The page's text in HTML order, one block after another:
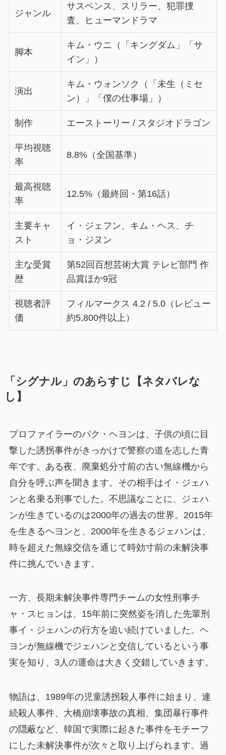
ジャンル
サスペンス、スリラー、犯罪捜
査、ヒューマンドラマ
脚本
キム・ウニ（「キングダム」「サ
イン」）
演出
キム・ウォンソク（「未生（ミセ
ン）」「僕の仕事場」）
制作 エーストーリー / スタジオドラゴン
平均視聴
率
8.8%（全国基準）
最高視聴
率
12.5%（最終回・第16話）
主要キャ
スト
イ・ジェフン、キム・ヘス、チ
ョ・ジヌン
主な受賞
歴
第52回百想芸術大賞 テレビ部門 作
品賞ほか9冠
視聴者評
価
フィルマークス 4.2 / 5.0（レビュー
約5,800件以上）
「シグナル」のあらすじ【ネタバレな
し】
プロファイラーのパク・ヘヨンは、子供の頃に目
撃した誘拐事件がきっかけで警察の道を志した青
年です。ある夜、廃棄処分寸前の古い無線機から
自分を呼ぶ声を聞きます。その相手はイ・ジェハ
ンと名乗る刑事でした。不思議なことに、ジェハ
ンが生きているのは2000年の過去の世界。2015年
を生きるヘヨンと、2000年を生きるジェハンは、
時を超えた無線交信を通じて時効寸前の未解決事
件に挑んでいきます。
一方、長期未解決事件専門チームの女性刑事チ
ャ・スヒョンは、15年前に突然姿を消した先輩刑
事イ・ジェハンの行方を追い続けていました。ヘ
ヨンが無線機でジェハンと交信しているという事
実を知り、3人の運命は大きく交錯していきます。
物語は、1989年の児童誘拐殺人事件に始まり、連
続殺人事件、大橋崩壊事故の真相、集団暴行事件
の隠蔽など、韓国で実際に起きた事件をモチーフ
にした未解決事件が次々と取り上げられます。過